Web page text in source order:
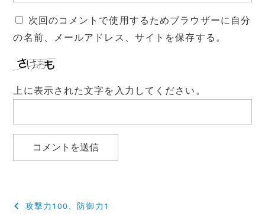
次回のコメントで使用するためブラウザーに自分
の名前、メールアドレス、サイトを保存する。
上に表示された文字を入力してください。
投
攻撃力100、防御力1